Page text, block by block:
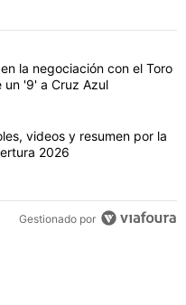
más comentarios en los
"Revelan un detalle clave
la negociación con el Toro
un '9' a Cruz Azul
"Cruz Azul 2-3 Atlante:
videos y resumen por la
2026
Gestionado por